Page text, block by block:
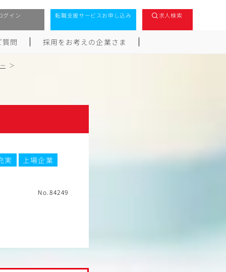
グイン 転職支援サービスお申し込み 求人検索
問 採用をお考えの企業さま
実 上場企業
No.84249